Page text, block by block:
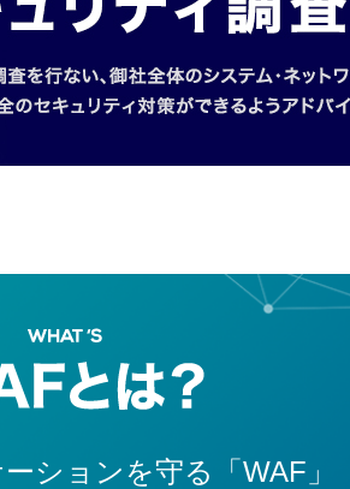
ションを守る「WAF」